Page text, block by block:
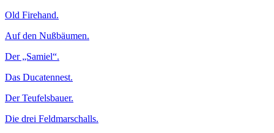
Old Firehand.
Auf den Nußbäumen.
Der „Samiel“.
Das Ducatennest.
Der Teufelsbauer.
Die drei Feldmarschalls.